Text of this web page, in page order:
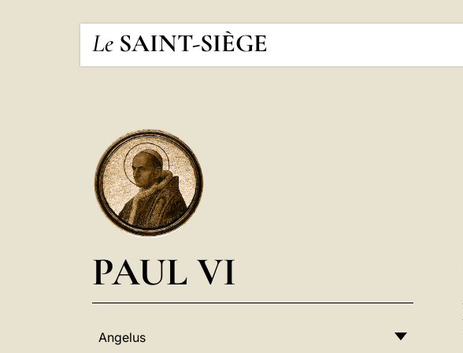
Le SAINT-SIÈGE
PAUL VI
Angelus